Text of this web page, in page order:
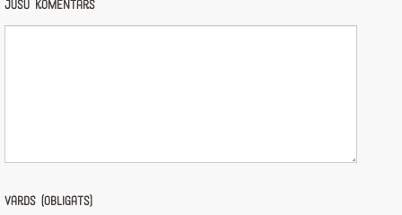
Jūsu komentārs
Vārds (obligāts)